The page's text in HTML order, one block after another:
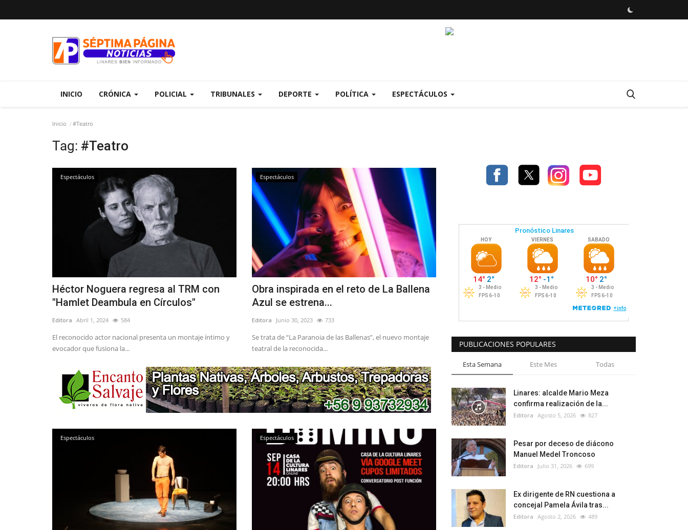
INICIO CRÓNICA POLICIAL TRIBUNALES DEPORTE POLÍTICA ESPECTÁCULOS
Inicio #Teatro
Tag: #Teatro
Espectáculos
Héctor Noguera regresa al TRM con
"Hamlet Deambula en Círculos"
Editora Abril 1, 2024 584
El reconocido actor nacional presenta un montaje íntimo y
evocador que fusiona la...
Espectáculos
Obra inspirada en el reto de La Ballena
Azul se estrena...
Editora Junio 30, 2023 733
Se trata de “La Paranoia de las Ballenas”, el nuevo montaje
teatral de la reconocida...
Espectáculos Espectáculos
PUBLICACIONES POPULARES
Esta Semana Este Mes Todas
Linares: alcalde Mario Meza
confirma realización de la...
Editora Agosto 5, 2026 827
Pesar por deceso de diácono
Manuel Medel Troncoso
Editora Julio 31, 2026 699
Ex dirigente de RN cuestiona a
concejal Pamela Ávila tras...
Editora Agosto 2, 2026 489